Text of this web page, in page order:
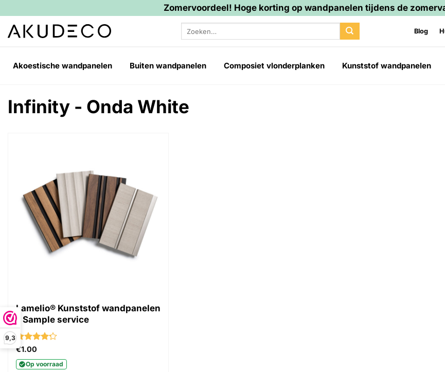
9,3
Zomervoordeel! Hoge korting op wandpanelen tijdens de
naar
Zoeken
Blog
Akoestische wandpanelen Buiten wandpanelen Composiet vlonderplanken Kunststof wandpanelen
Infinity - Onda White
Lamelio® Kunststof wandpanelen
– Sample service
Gewaardeerd
€1.00
Op voorraad